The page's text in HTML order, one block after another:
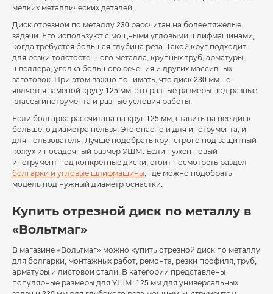
мелких металлических деталей.
Диск отрезной по металлу 230 рассчитан на более тяжёлые
задачи. Его используют с мощными угловыми шлифмашинами,
когда требуется большая глубина реза. Такой круг подходит
для резки толстостенного металла, крупных труб, арматуры,
швеллера, уголка большого сечения и других массивных
заготовок. При этом важно понимать, что диск 230 мм не
является заменой кругу 125 мм: это разные размеры под разные
классы инструмента и разные условия работы.
Если болгарка рассчитана на круг 125 мм, ставить на неё диск
большего диаметра нельзя. Это опасно и для инструмента, и
для пользователя. Лучше подобрать круг строго под защитный
кожух и посадочный размер УШМ. Если нужен новый
инструмент под конкретные диски, стоит посмотреть раздел
болгарки и угловые шлифмашины , где можно подобрать
модель под нужный диаметр оснастки.
Купить отрезной диск по металлу в
«Вольтмаг»
В магазине «Вольтмаг» можно купить отрезной диск по металлу
для болгарки, монтажных работ, ремонта, резки профиля, труб,
арматуры и листовой стали. В категории представлены
популярные размеры для УШМ: 125 мм для универсальных